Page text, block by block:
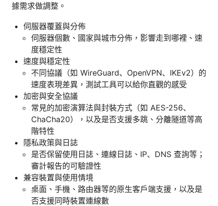
據需求做調整。
伺服器覆蓋與分佈
伺服器個數、國家與城市分佈，影響走到哪裡、速
度穩定性
速度與穩定性
不同協議（如 WireGuard、OpenVPN、IKEv2）的
速度表現差異，測試工具可以給你直觀的感受
加密與安全協議
常見的加密演算法與封裝方式（如 AES-256、
ChaCha20），以及是否支援多跳、分離隧道等高
階特性
隱私政策與日誌
是否保留使用日誌、連線日誌、IP、DNS 查詢等；
審計報告的可驗證性
兼容裝置與使用情境
桌面、手機、路由器等的原生客戶端支援，以及是
否支援同時裝置連線數